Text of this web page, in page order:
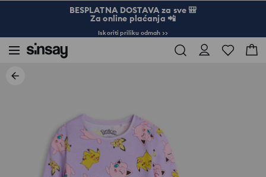
BESPLATNA DOSTAVA za sve 🎒
Za online plaćanja 📲
Iskoriti priliku odmah >>